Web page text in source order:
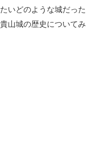
いどのような城だった
山城の歴史についてみ